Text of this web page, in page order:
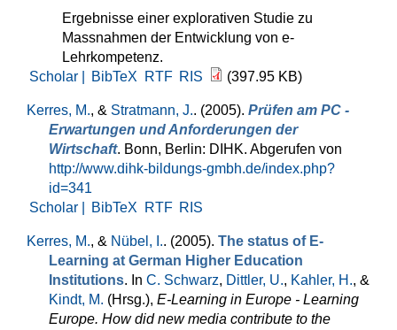
Ergebnisse einer explorativen Studie zu
Massnahmen der Entwicklung von e-
Lehrkompetenz.
Scholar |
BibTeX RTF RIS (397.95 KB)
Kerres, M., & Stratmann, J.. (2005). Prüfen am PC -
Erwartungen und Anforderungen der
Wirtschaft. Bonn, Berlin: DIHK. Abgerufen von
http://www.dihk-bildungs-gmbh.de/index.php?
id=341
Scholar |
BibTeX RTF RIS
Kerres, M., & Nübel, I.. (2005). The status of E-
Learning at German Higher Education
Institutions. In C. Schwarz, Dittler, U., Kahler, H., &
Kindt, M. (Hrsg.), E-Learning in Europe - Learning
Europe. How did new media contribute to the